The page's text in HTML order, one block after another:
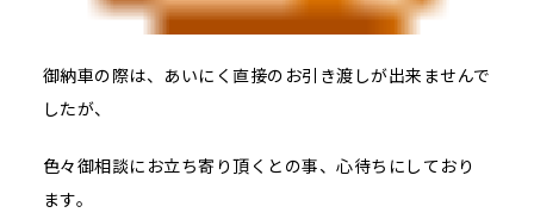
御納車の際は、あいにく直接のお引き渡しが出来ませんで
したが、
色々御相談にお立ち寄り頂くとの事、心待ちにしており
ます。